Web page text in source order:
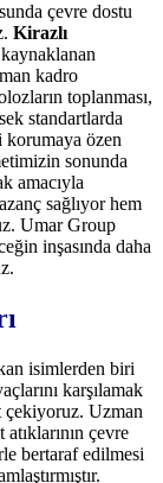
çevre dostu
Kirazlı
kadro
toplanması,
standartlarda
korumaya özen
sonunda
amacıyla
sağlıyor hem
Umar Group
inşasında daha
isimlerden biri
karşılamak
çekiyoruz. Uzman
çevre
bertaraf edilmesi